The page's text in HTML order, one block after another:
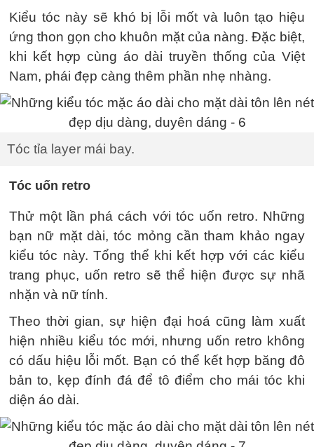
Kiểu tóc này sẽ khó bị lỗi mốt và luôn tạo hiệu
ứng thon gọn cho khuôn mặt của nàng. Đặc biệt,
khi kết hợp cùng áo dài truyền thống của Việt
Nam, phái đẹp càng thêm phần nhẹ nhàng.
Tóc tỉa layer mái bay.
Tóc uốn retro
Thử một lần phá cách với tóc uốn retro. Những
bạn nữ mặt dài, tóc mỏng cần tham khảo ngay
kiểu tóc này. Tổng thể khi kết hợp với các kiểu
trang phục, uốn retro sẽ thể hiện được sự nhã
nhặn và nữ tính.
Theo thời gian, sự hiện đại hoá cũng làm xuất
hiện nhiều kiểu tóc mới, nhưng uốn retro không
có dấu hiệu lỗi mốt. Bạn có thể kết hợp băng đô
bản to, kẹp đính đá để tô điểm cho mái tóc khi
diện áo dài.